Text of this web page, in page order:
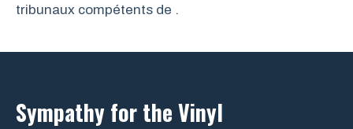
tribunaux compétents de .
Sympathy for the Vinyl